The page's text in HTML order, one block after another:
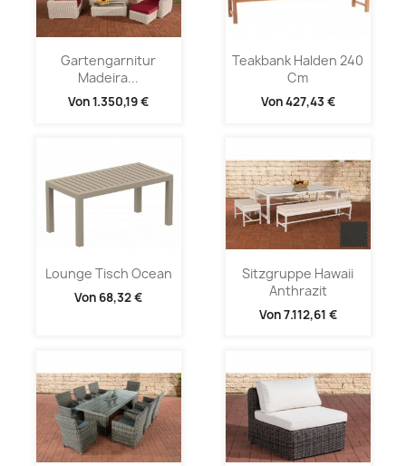
Gartengarnitur
Madeira...
Von1.350,19 €
Teakbank Halden 240
Cm
Von427,43 €
Lounge Tisch Ocean
Von 68,32 €
Sitzgruppe Hawaii
Anthrazit
Von7.112,61 €